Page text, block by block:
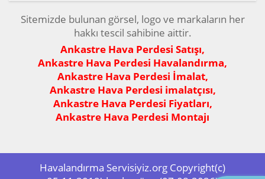
Sitemizde bulunan görsel, logo ve markaların her
hakkı tescil sahibine aittir.
Ankastre Hava Perdesi Satışı,
Ankastre Hava Perdesi Havalandırma,
Ankastre Hava Perdesi İmalat,
Ankastre Hava Perdesi imalatçısı,
Ankastre Hava Perdesi Fiyatları,
Ankastre Hava Perdesi Montajı
Havalandırma Servisiyiz.org Copyright(c)